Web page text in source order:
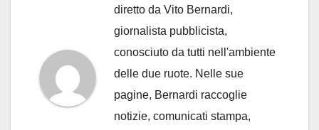
diretto da Vito Bernardi,
giornalista pubblicista,
conosciuto da tutti nell'ambiente
delle due ruote. Nelle sue
pagine, Bernardi raccoglie
notizie, comunicati stampa,